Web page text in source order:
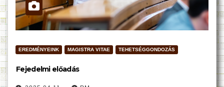
EREDMÉNYEINK MAGISTRA VITAE TEHETSÉGGONDOZÁS
Fejedelmi előadás